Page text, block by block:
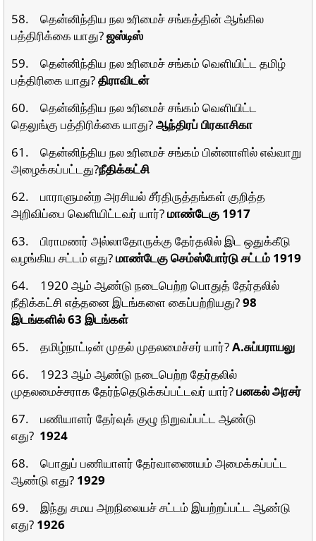
58. தென்னிந்திய நல உரிமைச் சங்கத்தின் ஆங்கில
பத்திரிக்கை யாது?ஜஸ்டிஸ்
59. தென்னிந்திய நல உரிமைச் சங்கம் வெளியிட்ட தமிழ்
பத்திரிகை யாது?திராவிடன்
60. தென்னிந்திய நல உரிமைச் சங்கம் வெளியிட்ட
தெலுங்கு பத்திரிக்கை யாது?ஆந்திரப் பிரகாசிகா
61. தென்னிந்திய நல உரிமைச் சங்கம் பின்னாளில் எவ்வாறு
அழைக்கப்பட்டது?நீதிக்கட்சி
62. பாராளுமன்ற அரசியல் சீர்திருத்தங்கள் குறித்த
அறிவிப்பை வெளியிட்டவர் யார்?மாண்டேகு 1917
63. பிராமணர் அல்லாதோருக்கு தேர்தலில் இட ஒதுக்கீடு
வழங்கிய சட்டம் எது?மாண்டேகு செம்ஸ்போர்டு சட்டம் 1919
64. 1920 ஆம் ஆண்டு நடைபெற்ற பொதுத் தேர்தலில்
நீதிக்கட்சி எத்தனை இடங்களை கைப்பற்றியது?98
இடங்களில் 63 இடங்கள்
65. தமிழ்நாட்டின் முதல் முதலமைச்சர் யார்?A.சுப்பராயலு
66. 1923 ஆம் ஆண்டு நடைபெற்ற தேர்தலில்
முதலமைச்சராக தேர்ந்தெடுக்கப்பட்டவர் யார்?பனகல் அரசர்
67. பணியாளர் தேர்வுக் குழு நிறுவப்பட்ட ஆண்டு
எது? 1924
68. பொதுப் பணியாளர் தேர்வாணையம் அமைக்கப்பட்ட
ஆண்டு எது? 1929
69. இந்து சமய அறநிலையச் சட்டம் இயற்றப்பட்ட ஆண்டு
எது? 1926